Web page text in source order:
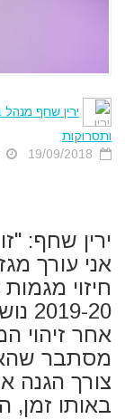
ירין שחף מנהל
ותסרוקות
ירין שחף:
אני עורך
חיזוי
2019-20 נושא את השם:
אחר זיהוי
מסתבר
צורך הגנה
באותו זמן,